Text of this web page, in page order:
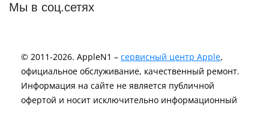
Мы в соц.сетях
© 2011-2026. AppleN1 – сервисный центр Apple,
официальное обслуживание, качественный ремонт.
Информация на сайте не является публичной
офертой и носит исключительно информационный